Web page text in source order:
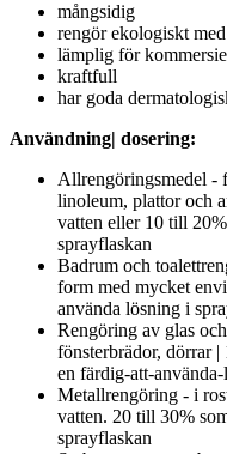
mångsidig
rengör ekologiskt
lämplig för
kraftfull
har goda
Användning| dosering:
Allrengöringsmedel -
linoleum, plattor och
vatten eller 10 till
sprayflaskan
Badrum och
form med mycket
använda lösning i
Rengöring av glas
fönsterbrädor, dörrar
en färdig-att-
Metallrengöring - i
vatten. 20 till 30%
sprayflaskan